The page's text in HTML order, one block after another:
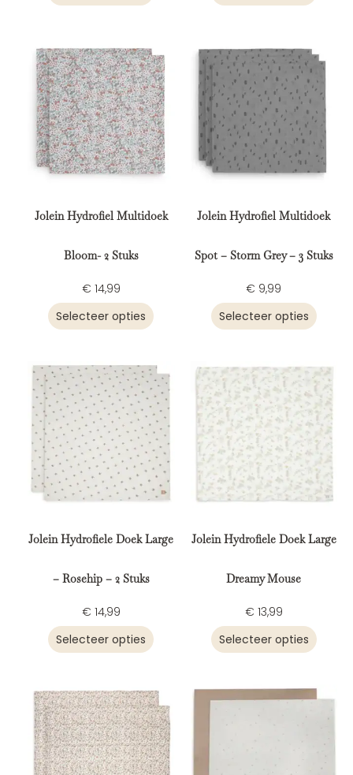
Jolein Hydrofiel Multidoek
Bloom- 2 Stuks
€ 14,99
Selecteer opties
Jolein Hydrofiel Multidoek
Spot – Storm Grey – 3 Stuks
€ 9,99
Selecteer opties
Jolein Hydrofiele Doek Large
– Rosehip – 2 Stuks
€ 14,99
Selecteer opties
Jolein Hydrofiele Doek Large
Dreamy Mouse
€ 13,99
Selecteer opties